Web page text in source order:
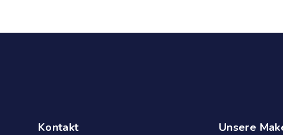
Kontakt Unsere